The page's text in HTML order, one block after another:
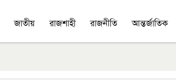
জাতীয় রাজশাহী রাজনীতি আন্তর্জাতিক